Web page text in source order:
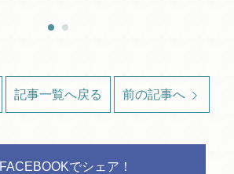
記事一覧へ戻る 前の記事へ
FACEBOOKでシェア！